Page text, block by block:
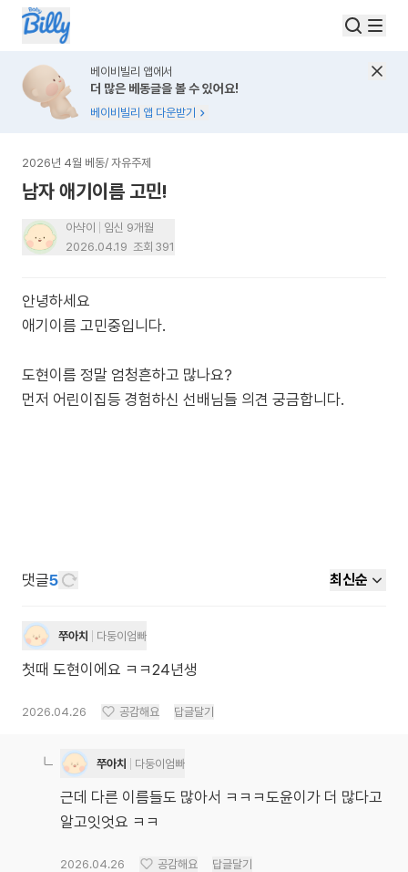
베이비빌리 앱에서
더 많은 베동글을 볼 수 있어요!
베이비빌리 앱 다운받기
2026년 4월 베동/ 자유주제
남자 애기이름 고민!
아샥이
임신 9개월
2026.04.19 조회 391
안녕하세요
애기이름 고민중입니다.
도현이름 정말 엄청흔하고 많나요?
먼저 어린이집등 경험하신 선배님들 의견 궁금합니다.
댓글5 최신순
쭈아치 다둥이엄빠
첫때 도현이에요 ㅋㅋ24년생
2026.04.26 공감해요 답글달기
쭈아치 다둥이엄빠
근데 다른 이름들도 많아서 ㅋㅋㅋ도윤이가 더 많다고
알고잇엇요 ㅋㅋ
2026.04.26 공감해요 답글달기